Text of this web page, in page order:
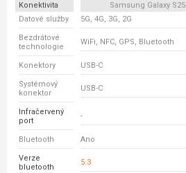
Konektivita Samsung Galaxy S25
Datové služby
5G, 4G, 3G, 2G
Bezdrátové
technologie
WiFi, NFC, GPS, Bluetooth
Konektory USB-C
Systémový
konektor
USB-C
Infračervený
port
-
Bluetooth Ano
Verze
bluetooth
5.3